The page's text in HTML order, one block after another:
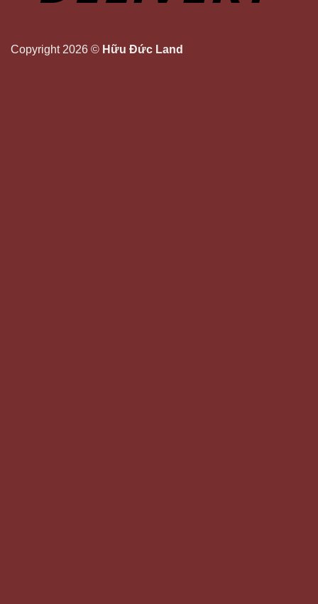
Copyright 2026 © Hữu Đức Land